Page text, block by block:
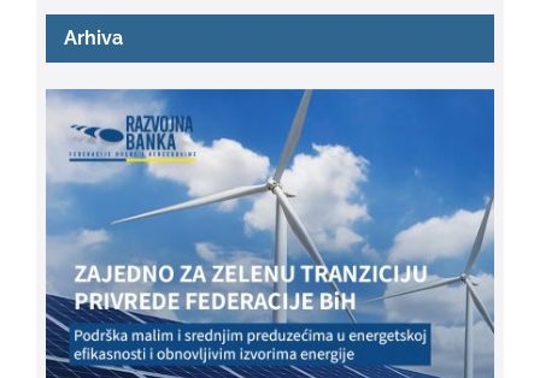
Arhiva